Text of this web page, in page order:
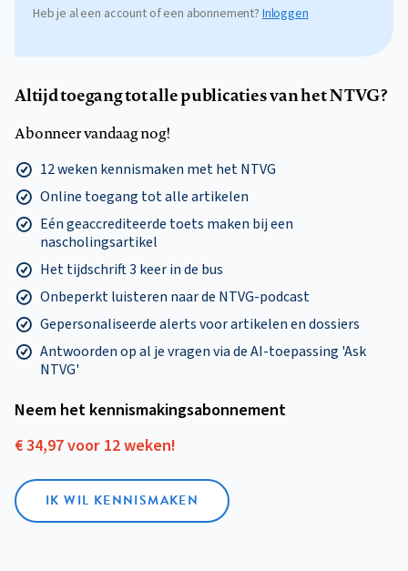
Heb je al een account of een abonnement? Inloggen
Altijd toegang tot alle publicaties van het NTVG?
Abonneer vandaag nog!
12 weken kennismaken met het NTVG
Online toegang tot alle artikelen
Eén geaccrediteerde toets maken bij een
nascholingsartikel
Het tijdschrift 3 keer in de bus
Onbeperkt luisteren naar de NTVG-podcast
Gepersonaliseerde alerts voor artikelen en dossiers
Antwoorden op al je vragen via de AI-toepassing 'Ask
NTVG'
Neem het kennismakings­abonnement
€ 34,97 voor 12 weken!
IK WIL KENNISMAKEN